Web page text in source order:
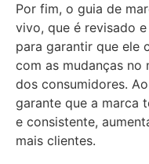
Por fim, o guia de
vivo, que é revisado
para garantir que ele
com as mudanças no
dos consumidores.
garante que a marca
e consistente,
mais clientes.